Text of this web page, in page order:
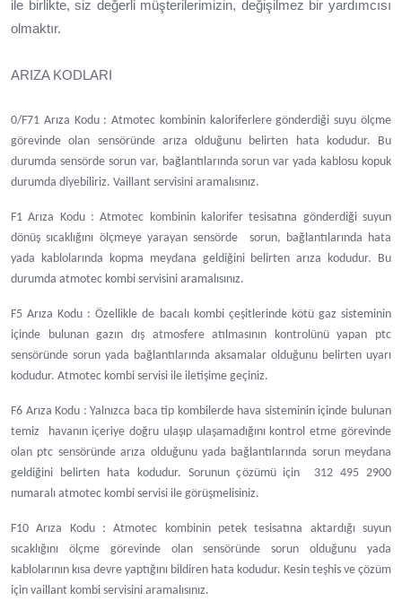
ile birlikte, siz değerli müşterilerimizin, değişilmez bir yardımcısı
olmaktır.
ARIZA KODLARI
0/F71 Arıza Kodu : Atmotec kombinin kaloriferlere gönderdiği suyu ölçme
görevinde olan sensöründe arıza olduğunu belirten hata kodudur. Bu
durumda sensörde sorun var, bağlantılarında sorun var yada kablosu kopuk
durumda diyebiliriz. Vaillant servisini aramalısınız.
F1 Arıza Kodu : Atmotec kombinin kalorifer tesisatına gönderdiği suyun
dönüş sıcaklığını ölçmeye yarayan sensörde sorun, bağlantılarında hata
yada kablolarında kopma meydana geldiğini belirten arıza kodudur. Bu
durumda atmotec kombi servisini aramalısınız.
F5 Arıza Kodu : Özellikle de bacalı kombi çeşitlerinde kötü gaz sisteminin
içinde bulunan gazın dış atmosfere atılmasının kontrolünü yapan ptc
sensöründe sorun yada bağlantılarında aksamalar olduğunu belirten uyarı
kodudur. Atmotec kombi servisi ile iletişime geçiniz.
F6 Arıza Kodu : Yalnızca baca tip kombilerde hava sisteminin içinde bulunan
temiz havanın içeriye doğru ulaşıp ulaşamadığını kontrol etme görevinde
olan ptc sensöründe arıza olduğunu yada bağlantılarında sorun meydana
geldiğini belirten hata kodudur. Sorunun çözümü için 312 495 2900
numaralı atmotec kombi servisi ile görüşmelisiniz.
F10 Arıza Kodu : Atmotec kombinin petek tesisatına aktardığı suyun
sıcaklığını ölçme görevinde olan sensöründe sorun olduğunu yada
kablolarının kısa devre yaptığını bildiren hata kodudur. Kesin teşhis ve çözüm
için vaillant kombi servisini aramalısınız.